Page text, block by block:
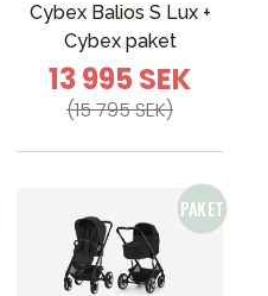
Cybex Balios S Lux +
Cybex paket
13 995 SEK
(15 795 SEK)